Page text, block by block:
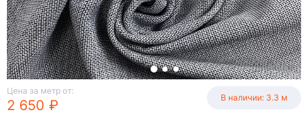
Цена за метр от:
2 650 ₽ В наличии: 3.3 м